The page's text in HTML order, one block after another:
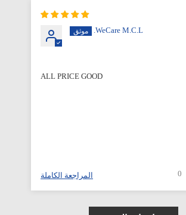
WeCare M.C.L.
ALL PRICE GOOD
0 المراجعة الكاملة